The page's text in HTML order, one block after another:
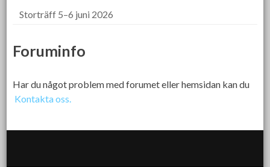
Storträff 5–6 juni 2026
Foruminfo
Har du något problem med forumet eller hemsidan kan du
Kontakta oss.